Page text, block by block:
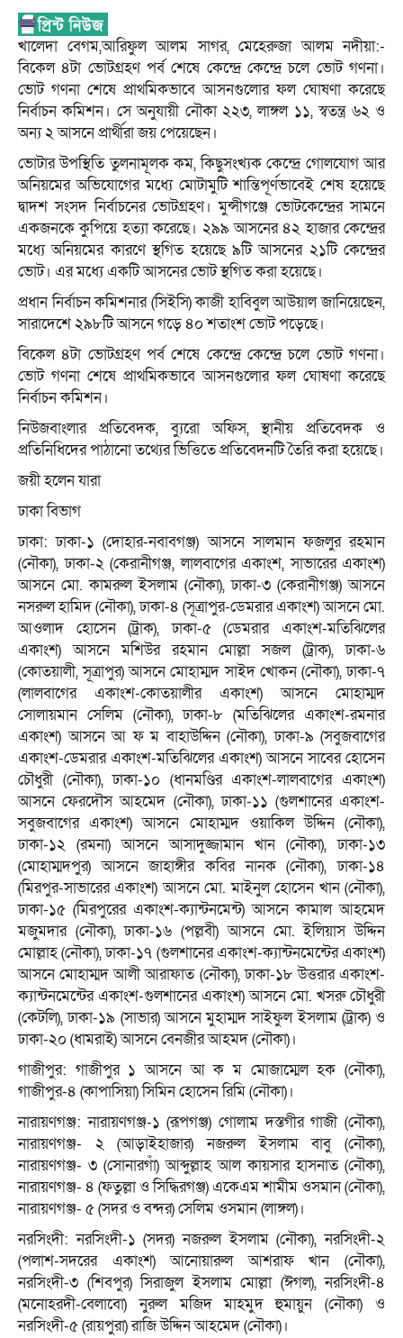
খালেদা বেগম,আরিফুল আলম সাগর, মেহেরুজা আলম নদীয়া:-
বিকেল ৪টা ভোটগ্রহণ পর্ব শেষে কেন্দ্রে কেন্দ্রে চলে ভোট গণনা।
ভোট গণনা শেষে প্রাথমিকভাবে আসনগুলোর ফল ঘোষণা করেছে
নির্বাচন কমিশন। সে অনুযায়ী নৌকা ২২৩, লাঙ্গল ১১, স্বতন্ত্র ৬২ ও
অন্য ২ আসনে প্রার্থীরা জয় পেয়েছেন।
ভোটার উপস্থিতি তুলনামূলক কম, কিছুসংখ্যক কেন্দ্রে গোলযোগ আর
অনিয়মের অভিযোগের মধ্যে মোটামুটি শান্তিপূর্ণভাবেই শেষ হয়েছে
দ্বাদশ সংসদ নির্বাচনের ভোটগ্রহণ। মুন্সীগঞ্জে ভোটকেন্দ্রের সামনে
একজনকে কুপিয়ে হত্যা করেছে। ২৯৯ আসনের ৪২ হাজার কেন্দ্রের
মধ্যে অনিয়মের কারণে স্থগিত হয়েছে ৯টি আসনের ২১টি কেন্দ্রের
ভোট। এর মধ্যে একটি আসনের ভোট স্থগিত করা হয়েছে।
প্রধান নির্বাচন কমিশনার (সিইসি) কাজী হাবিবুল আউয়াল জানিয়েছেন,
সারাদেশে ২৯৮টি আসনে গড়ে ৪০ শতাংশ ভোট পড়েছে।
বিকেল ৪টা ভোটগ্রহণ পর্ব শেষে কেন্দ্রে কেন্দ্রে চলে ভোট গণনা।
ভোট গণনা শেষে প্রাথমিকভাবে আসনগুলোর ফল ঘোষণা করেছে
নির্বাচন কমিশন।
নিউজবাংলার প্রতিবেদক, ব্যুরো অফিস, স্থানীয় প্রতিবেদক ও
প্রতিনিধিদের পাঠানো তথ্যের ভিত্তিতে প্রতিবেদনটি তৈরি করা হয়েছে।
জয়ী হলেন যারা
ঢাকা বিভাগ
ঢাকা: ঢাকা-১ (দোহার-নবাবগঞ্জ) আসনে সালমান ফজলুর রহমান
(নৌকা), ঢাকা-২ (কেরানীগঞ্জ, লালবাগের একাংশ, সাভারের একাংশ)
আসনে মো. কামরুল ইসলাম (নৌকা), ঢাকা-৩ (কেরানীগঞ্জ) আসনে
নসরুল হামিদ (নৌকা), ঢাকা-৪ (সূত্রাপুর-ডেমরার একাংশ) আসনে মো.
আওলাদ হোসেন (ট্রাক), ঢাকা-৫ (ডেমরার একাংশ-মতিঝিলের
একাংশ) আসনে মশিউর রহমান মোল্লা সজল (ট্রাক), ঢাকা-৬
(কোতয়ালী, সূত্রাপুর) আসনে মোহাম্মদ সাইদ খোকন (নৌকা), ঢাকা-৭
(লালবাগের একাংশ-কোতয়ালীর একাংশ) আসনে মোহাম্মদ
সোলায়মান সেলিম (নৌকা), ঢাকা-৮ (মতিঝিলের একাংশ-রমনার
একাংশ) আসনে আ ফ ম বাহাউদ্দিন (নৌকা), ঢাকা-৯ (সবুজবাগের
একাংশ-ডেমরার একাংশ-মতিঝিলের একাংশ) আসনে সাবের হোসেন
চৌধুরী (নৌকা), ঢাকা-১০ (ধানমণ্ডির একাংশ-লালবাগের একাংশ)
আসনে ফেরদৌস আহমেদ (নৌকা), ঢাকা-১১ (গুলশানের একাংশ-
সবুজবাগের একাংশ) আসনে মোহাম্মদ ওয়াকিল উদ্দিন (নৌকা),
ঢাকা-১২ (রমনা) আসনে আসাদুজ্জামান খান (নৌকা), ঢাকা-১৩
(মোহাম্মদপুর) আসনে জাহাঙ্গীর কবির নানক (নৌকা), ঢাকা-১৪
(মিরপুর-সাভারের একাংশ) আসনে মো. মাইনুল হোসেন খান (নৌকা),
ঢাকা-১৫ (মিরপুরের একাংশ-ক্যান্টনমেন্ট) আসনে কামাল আহমেদ
মজুমদার (নৌকা), ঢাকা-১৬ (পল্লবী) আসনে মো. ইলিয়াস উদ্দিন
মোল্লাহ (নৌকা), ঢাকা-১৭ (গুলশানের একাংশ-ক্যান্টনমেন্টের একাংশ)
আসনে মোহাম্মদ আলী আরাফাত (নৌকা), ঢাকা-১৮ উত্তরার একাংশ-
ক্যান্টনমেন্টের একাংশ-গুলশানের একাংশ) আসনে মো. খসরু চৌধুরী
(কেটলি), ঢাকা-১৯ (সাভার) আসনে মুহাম্মদ সাইফুল ইসলাম (ট্রাক) ও
ঢাকা-২০ (ধামরাই) আসনে বেনজীর আহমদ (নৌকা)।
গাজীপুর: গাজীপুর ১ আসনে আ ক ম মোজাম্মেল হক (নৌকা),
গাজীপুর-৪ (কাপাসিয়া) সিমিন হোসেন রিমি (নৌকা)।
নারায়ণগঞ্জ: নারায়ণগঞ্জ-১ (রূপগঞ্জ) গোলাম দস্তগীর গাজী (নৌকা),
নারায়ণগঞ্জ- ২ (আড়াইহাজার) নজরুল ইসলাম বাবু (নৌকা),
নারায়ণগঞ্জ- ৩ (সোনারগাঁ) আব্দুল্লাহ আল কায়সার হাসনাত (নৌকা),
নারায়ণগঞ্জ- ৪ (ফতুল্লা ও সিদ্ধিরগঞ্জ) একেএম শামীম ওসমান (নৌকা),
নারায়ণগঞ্জ- ৫ (সদর ও বন্দর) সেলিম ওসমান (লাঙ্গল)।
নরসিংদী: নরসিংদী-১ (সদর) নজরুল ইসলাম (নৌকা), নরসিংদী-২
(পলাশ-সদরের একাংশ) আনোয়ারুল আশরাফ খান (নৌকা),
নরসিংদী-৩ (শিবপুর) সিরাজুল ইসলাম মোল্লা (ঈগল), নরসিংদী-৪
(মনোহরদী-বেলাবো) নুরুল মজিদ মাহমুদ হুমায়ুন (নৌকা) ও
নরসিংদী-৫ (রায়পুরা) রাজি উদ্দিন আহমেদ (নৌকা)।